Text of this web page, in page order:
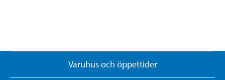
Varuhus och öppettider